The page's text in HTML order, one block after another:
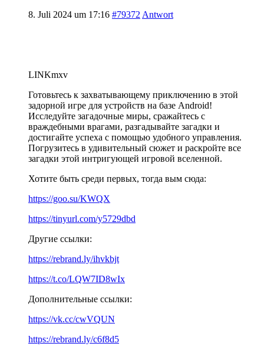
8. Juli 2024 um 17:16 #79372 Antwort
LINKmxv
Готовьтесь к захватывающему приключению в этой
задорной игре для устройств на базе Android!
Исследуйте загадочные миры, сражайтесь с
враждебными врагами, разгадывайте загадки и
достигайте успеха с помощью удобного управления.
Погрузитесь в удивительный сюжет и раскройте все
загадки этой интригующей игровой вселенной.
Хотите быть среди первых, тогда вым сюда:
https://goo.su/KWQX
https://tinyurl.com/y5729dbd
Другие ссылки:
https://rebrand.ly/ihvkbjt
https://t.co/LQW7ID8wIx
Дополнительные ссылки:
https://vk.cc/cwVQUN
https://rebrand.ly/c6f8d5